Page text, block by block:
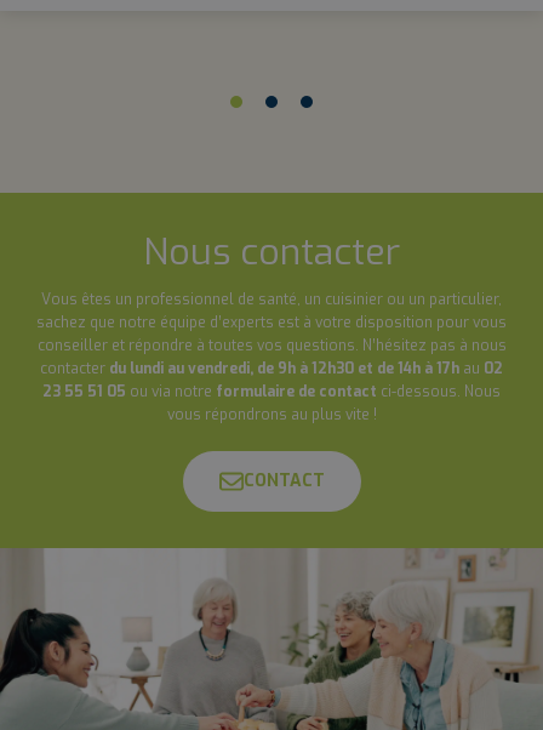
Nous contacter
Vous êtes un professionnel de santé, un cuisinier ou un particulier,
sachez que notre équipe d’experts est à votre disposition pour vous
conseiller et répondre à toutes vos questions. N’hésitez pas à nous
contacter du lundi au vendredi, de 9h à 12h30 et de 14h à 17h au 02
23 55 51 05 ou via notre formulaire de contact ci-dessous. Nous
vous répondrons au plus vite !
CONTACT